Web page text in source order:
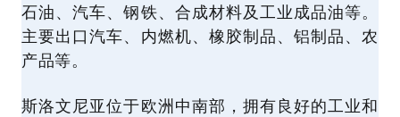
石油、汽车、钢铁、合成材料及工业成品油等。
主要出口汽车、内燃机、橡胶制品、铝制品、农
产品等。
斯洛文尼亚位于欧洲中南部，拥有良好的工业和